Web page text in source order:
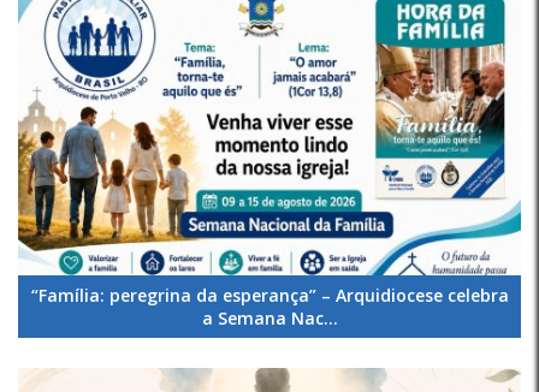
“Família: peregrina da esperança” – Arquidiocese celebra
a Semana Nac...